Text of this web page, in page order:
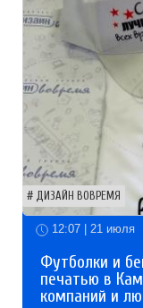
ДИЗАЙН ВОВРЕМЯ
12:07 | 21 июля
Футболки и
печатью в
компаний и